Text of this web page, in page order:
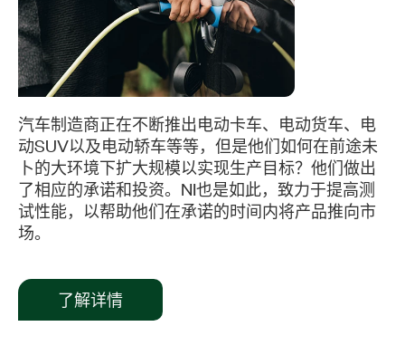
汽车制造商正在不断推出电动卡车、电动货车、电
动SUV以及电动轿车等等，但是他们如何在前途未
卜的大环境下扩大规模以实现生产目标？他们做出
了相应的承诺和投资。NI也是如此，致力于提高测
试性能，以帮助他们在承诺的时间内将产品推向市
场。
了解详情